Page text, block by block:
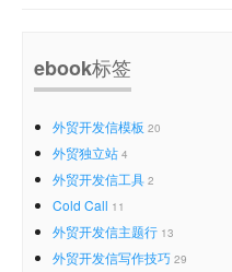
ebook标签
外贸开发信模板 20
外贸独立站 4
外贸开发信工具 2
Cold Call 11
外贸开发信主题行 13
外贸开发信写作技巧 29